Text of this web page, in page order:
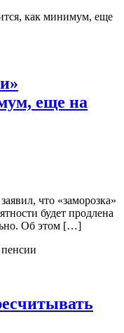
еще на
что «заморозка»
будет продлена
Об этом […]